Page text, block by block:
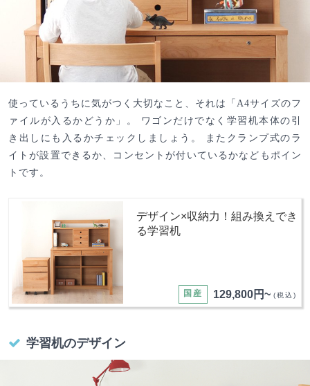
使っているうちに気がつく大切なこと、それは「A4サイズのフ
ァイルが入るかどうか」。 ワゴンだけでなく学習机本体の引
き出しにも入るかチェックしましょう。 またクランプ式のラ
イトが設置できるか、コンセントが付いているかなどもポイン
トです。
デザイン×収納力！組み換えでき
る学習机
国産 129,800円~ (税込)
学習机のデザイン